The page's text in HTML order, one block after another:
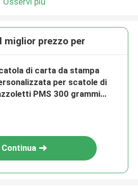
miglior prezzo per
di carta da stampa
per scatole di
PMS 300 grammi
Continua